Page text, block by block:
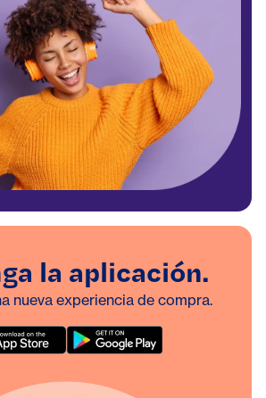
la aplicación.
nueva experiencia de compra.